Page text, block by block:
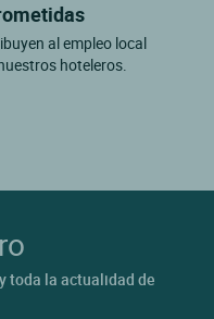
al empleo local
hoteleros.
toda la actualidad de